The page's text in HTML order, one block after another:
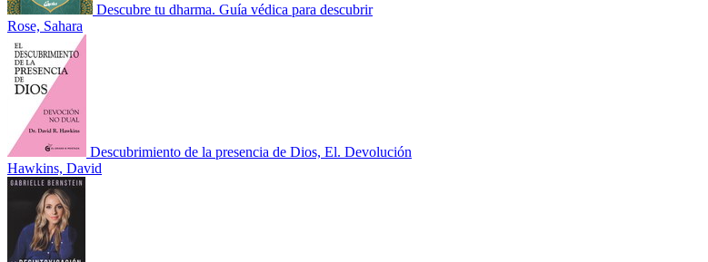
Descubre tu dharma. Guía védica para descubrir
Rose, Sahara
Descubrimiento de la presencia de Dios, El. Devolución
Hawkins, David